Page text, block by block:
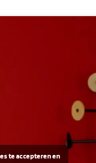
te accepteren en